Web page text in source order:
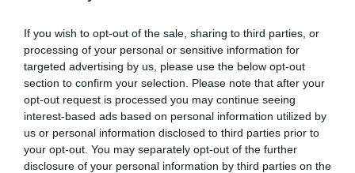
If you wish to opt-out of the sale, sharing to third parties, or
processing of your personal or sensitive information for
targeted advertising by us, please use the below opt-out
section to confirm your selection. Please note that after your
opt-out request is processed you may continue seeing
interest-based ads based on personal information utilized by
us or personal information disclosed to third parties prior to
your opt-out. You may separately opt-out of the further
disclosure of your personal information by third parties on the